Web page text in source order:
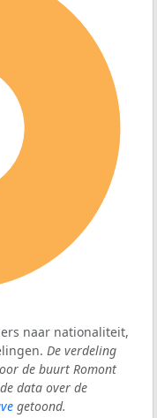
naar nationaliteit,
De verdeling
de buurt Romont
data over de
getoond.